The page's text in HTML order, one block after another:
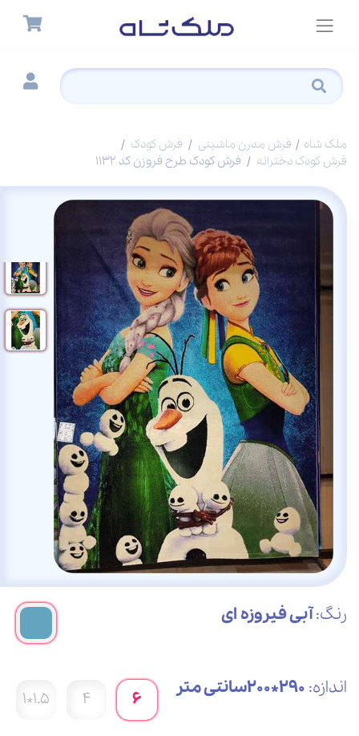
ملک شاه فرش مدرن ماشینی
فرش کودک
فرش کودک دخترانه
فرش کودک طرح فروزن کد 1132
رنگ:آبی فیروزه ای
اندازه: 290*200سانتی متر 6
4
1.5*1